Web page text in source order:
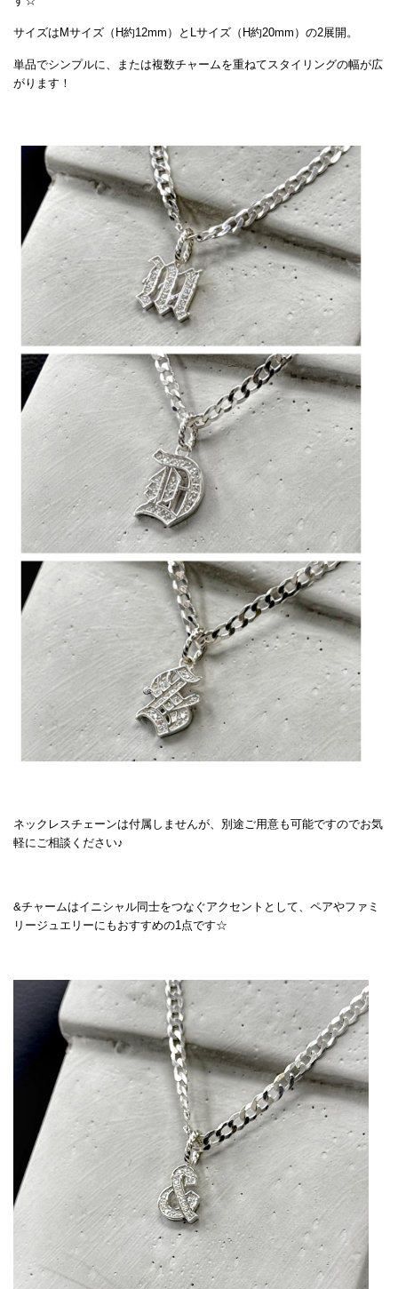
サイズはMサイズ（H約12mm）とLサイズ（H約20mm）の2展開。
単品でシンプルに、または複数チャームを重ねてスタイリングの幅が広
がります！
ネックレスチェーンは付属しませんが、別途ご用意も可能ですのでお気
軽にご相談ください♪
&チャームはイニシャル同士をつなぐアクセントとして、ペアやファミ
リージュエリーにもおすすめの1点です☆